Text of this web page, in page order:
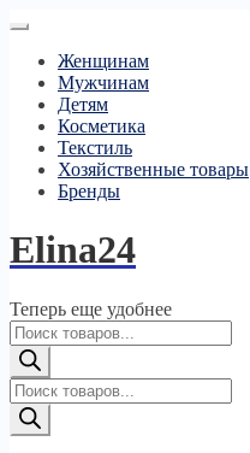
Женщинам
Мужчинам
Детям
Косметика
Текстиль
Хозяйственные товары
Бренды
Elina24
Теперь еще удобнее
Поиск
товаров
Поиск
товаров